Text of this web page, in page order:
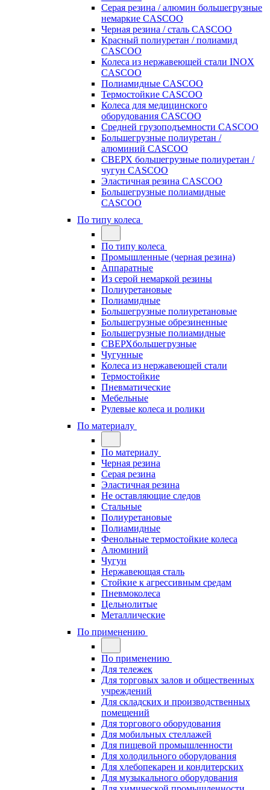
Серая резина / алюмин большегрузные
немаркие CASCOO
Черная резина / сталь CASCOO
Красный полиуретан / полиамид
CASCOO
Колеса из нержавеющей стали INOX
CASCOO
Полиамидные CASCOO
Термостойкие CASCOO
Колеса для медицинского
оборудования CASCOO
Средней грузоподъемности CASCOO
Большегрузные полиуретан /
алюминий CASCOO
СВЕРХ большегрузные полиуретан /
чугун CASCOO
Эластичная резина CASCOO
Большегрузные полиамидные
CASCOO
По типу колеса
По типу колеса
Промышленные (черная резина)
Аппаратные
Из серой немаркой резины
Полиуретановые
Полиамидные
Большегрузные полиуретановые
Большегрузные обрезиненные
Большегрузные полиамидные
СВЕРХбольшегрузные
Чугунные
Колеса из нержавеющей стали
Термостойкие
Пневматические
Мебельные
Рулевые колеса и ролики
По материалу
По материалу
Черная резина
Серая резина
Эластичная резина
Не оставляющие следов
Стальные
Полиуретановые
Полиамидные
Фенольные термостойкие колеса
Алюминий
Чугун
Нержавеющая сталь
Стойкие к агрессивным средам
Пневмоколеса
Цельнолитые
Металлические
По применению
По применению
Для тележек
Для торговых залов и общественных
учреждений
Для складских и производственных
помещений
Для торгового оборудования
Для мобильных стеллажей
Для пищевой промышленности
Для холодильного оборудования
Для хлебопекарен и кондитерских
Для музыкального оборудования